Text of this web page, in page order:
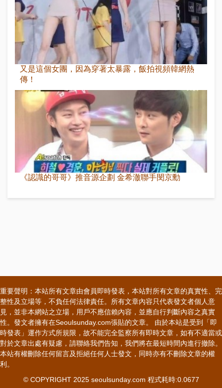
又是這個女團，因為穿著太暴露，飯拍視頻韓網熱
傳！
《認識的哥哥》推音源企劃 金希澈聯手閔京勳
重要聲明：本站所有文章由會員即時發表，本站對所有文章的真實性、完
整性及立場等，不負任何法律責任。所有文章內容只代表發文者個人意
見，並非本網站之立場，用戶不應信賴內容，並應自行判斷內容之真實
性。發文者擁有在Seoulsunday.com張貼的文章。 由於本站是受到「即
時發表」運作方式所規限，故不能完全監察所有即時文章，如有不適當或
對於文章出處有疑慮，請聯絡我們告知，我們將在最短時間內進行撤除。
本站有權刪除任何留言及拒絕任何人士發文，同時亦有不刪除文章的權
利。
© COPYRIGHT 2025 seoulsunday.com 程式耗時:0.0677